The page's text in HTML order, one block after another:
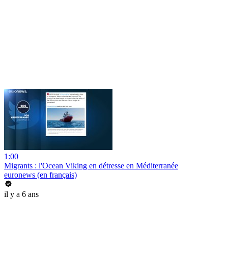
1:00
Migrants : l'Ocean Viking en détresse en Méditerranée
euronews (en français)
il y a 6 ans